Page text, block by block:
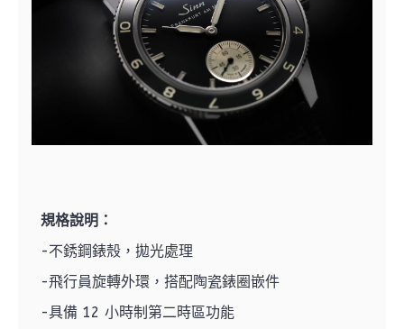
規格說明：
-不銹鋼錶殼，拋光處理
-飛行員旋轉外環，搭配陶瓷錶圈嵌件
-具備 12 小時制第二時區功能